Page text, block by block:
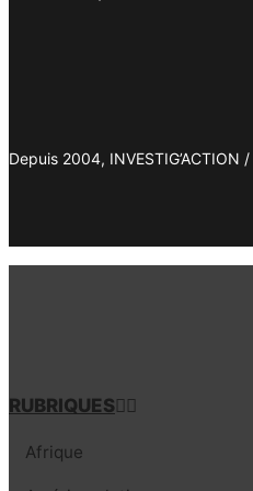
Depuis 2004, INVESTIG’ACTION /
RUBRIQUES
Afrique